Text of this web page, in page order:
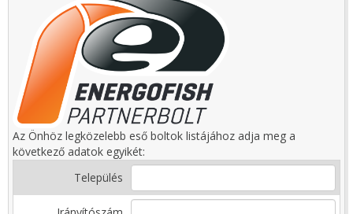
Az Önhöz legközelebb eső boltok listájához adja meg a
következő adatok egyikét:
Település